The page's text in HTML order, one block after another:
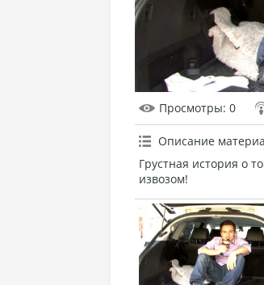
Просмотры: 0
Описание
Грустная история о
извозом!